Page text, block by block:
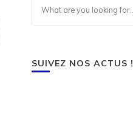
SUIVEZ NOS ACTUS !